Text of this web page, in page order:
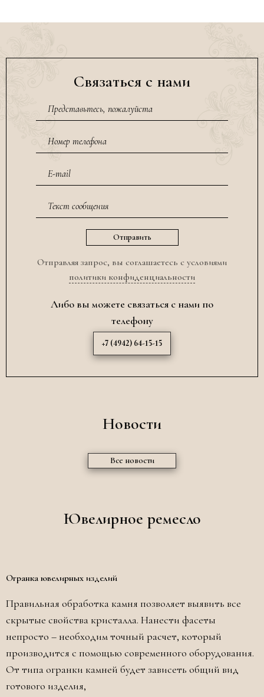
Связаться с нами
Отправляя запрос, вы соглашаетесь с условиями
политики конфиденциальности
Либо вы можете связаться с нами по
телефону
+7 (4942) 64-15-15
Новости
Все новости
Ювелирное ремесло
Огранка ювелирных изделий
Правильная обработка камня позволяет выявить все
скрытые свойства кристалла. Нанести фасеты
непросто – необходим точный расчет, который
производится с помощью современного оборудования.
От типа огранки камней будет зависеть общий вид
готового изделия,